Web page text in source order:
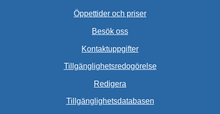
Öppettider och priser
Besök oss
Kontaktuppgifter
Tillgänglighetsredogörelse
Redigera
TillgänglighetsdatabasenLänk till annan